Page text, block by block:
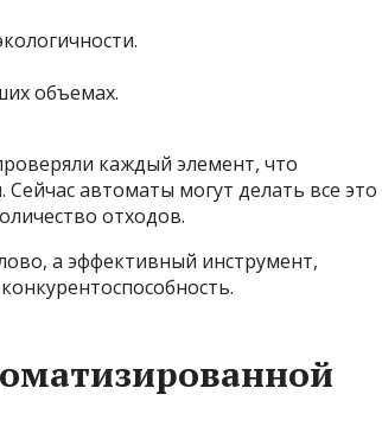
объемах.
каждый элемент, что
автоматы могут делать все это
отходов.
а эффективный инструмент,